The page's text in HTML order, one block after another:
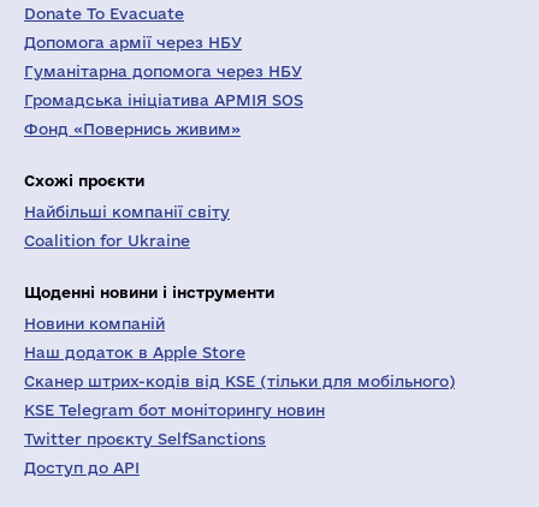
Donate To Evacuate
Допомога армії через НБУ
Гуманітарна допомога через НБУ
Громадська ініціатива АРМІЯ SOS
Фонд «Повернись живим»
Схожі проєкти
Найбільші компанії світу
Coalition for Ukraine
Щоденні новини і інструменти
Новини компаній
Наш додаток в Apple Store
Сканер штрих-кодів від KSE (тільки для мобільного)
KSE Telegram бот моніторингу новин
Twitter проєкту SelfSanctions
Доступ до API